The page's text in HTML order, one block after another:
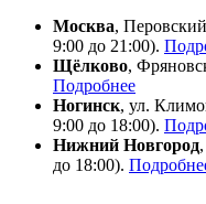
Москва,
9:00 до 21:00).
Щёлково,
Подробнее
Ногинск, ул.
9:00 до 18:00).
Нижний Новгород
до 18:00).